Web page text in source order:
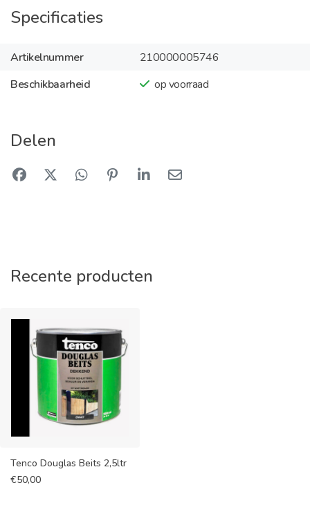
Specificaties
Artikelnummer
210000005746
Beschikbaarheid
op voorraad
Delen
Recente producten
Tenco Douglas Beits 2,5ltr
€50,00